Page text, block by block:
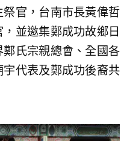
官，台南市長黃偉哲
並邀集鄭成功故鄉日
氏宗親總會、全國各
代表及鄭成功後裔共